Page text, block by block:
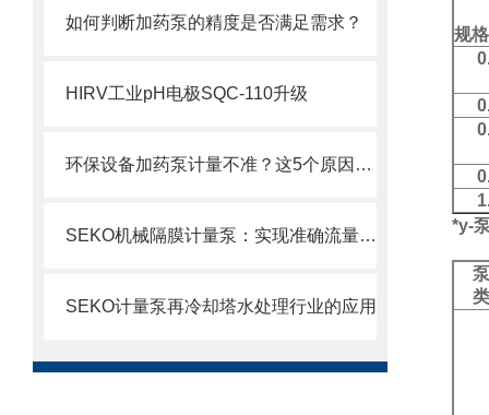
如何判断加药泵的精度是否满足需求？
HIRV工业pH电极SQC-110升级
环保设备加药泵计量不准？这5个原因你可能没想到
SEKO机械隔膜计量泵：实现准确流量的理想选择
SEKO计量泵再冷却塔水处理行业的应用
规
*y-